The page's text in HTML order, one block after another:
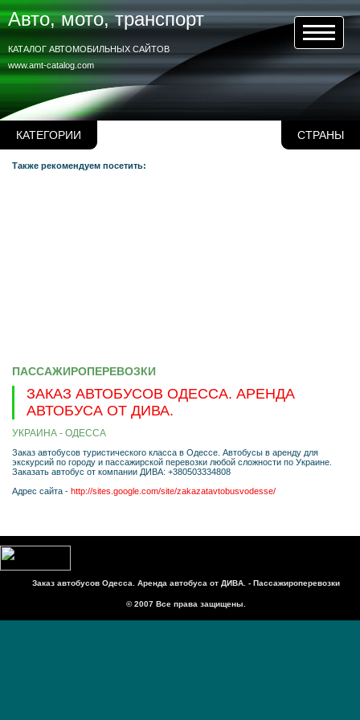
КАТЕГОРИИ СТРАНЫ
Авто, мото, транспорт
www.amt-catalog.com
КАТАЛОГ АВТОМОБИЛЬНЫХ САЙТОВ
Также рекомендуем посетить:
ПАССАЖИРОПЕРЕВОЗКИ
ЗАКАЗ АВТОБУСОВ ОДЕССА. АРЕНДА
АВТОБУСА ОТ ДИВА.
УКРАИНА - ОДЕССА
Заказ автобусов туристического класса в Одессе. Автобусы в аренду для
экскурсий по городу и пассажирской перевозки любой сложности по Украине.
Заказать автобус от компании ДИВА: +380503334808
Адрес сайта - http://sites.google.com/site/zakazatavtobusvodesse/
Заказ автобусов Одесса. Аренда автобуса от ДИВА. - Пассажироперевозки
© 2007 Все права защищены.